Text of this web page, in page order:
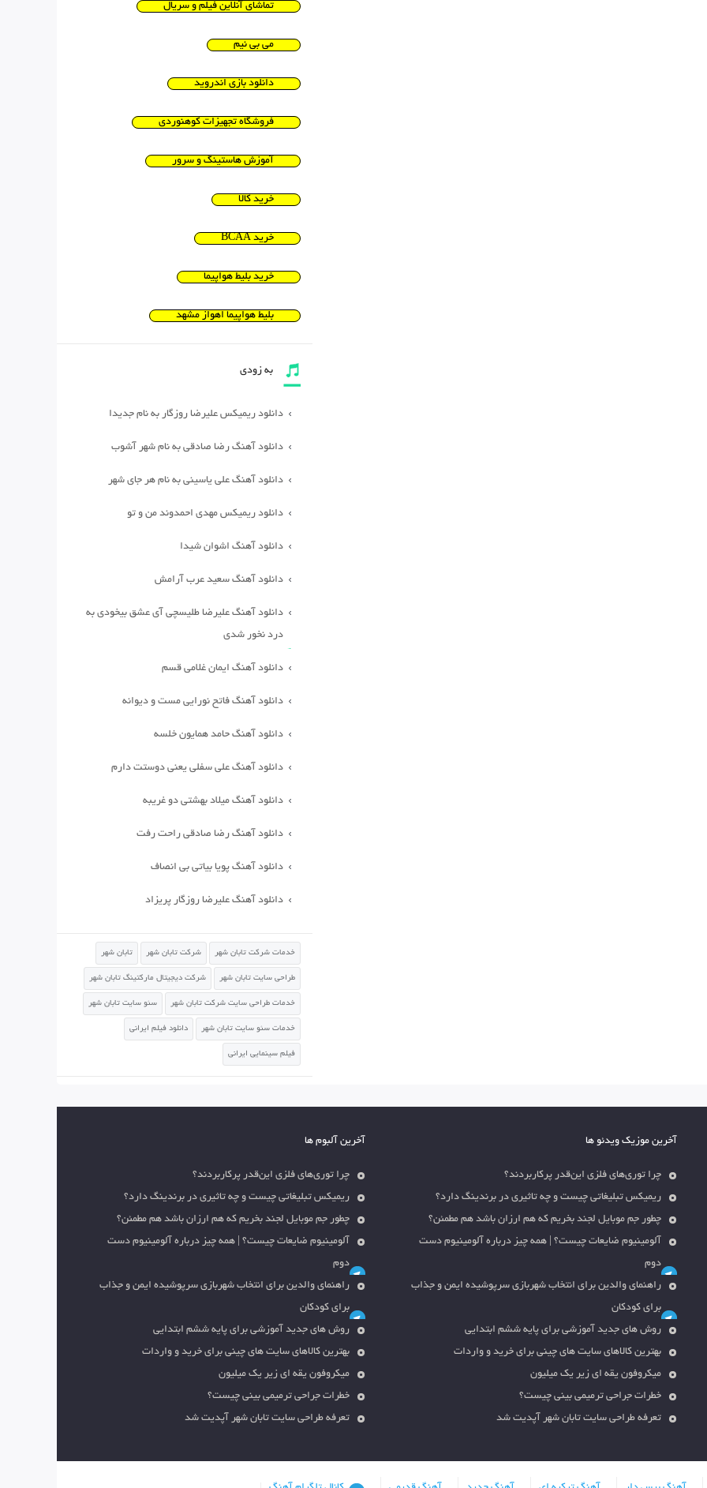
تماشای آنلاین فیلم و سریال
می بی نیم
دانلود بازی اندروید
فروشگاه تجهیزات کوهنوردی
آموزش هاستینگ و سرور
خرید کالا
خرید BCAA
خرید بلیط هواپیما
بلیط هواپیما اهواز مشهد
به زودی
دانلود ریمیکس علیرضا روزگار به نام جدیدا
دانلود آهنگ رضا صادقی به نام شهر آشوب
دانلود آهنگ علی یاسینی به نام هر جای شهر
دانلود ریمیکس مهدی احمدوند من و تو
دانلود آهنگ اشوان شیدا
دانلود آهنگ سعید عرب آرامش
دانلود آهنگ علیرضا طلیسچی آی عشق بیخودی به
درد نخور شدی
دانلود آهنگ ایمان غلامی قسم
دانلود آهنگ فاتح نورایی مست و دیوانه
دانلود آهنگ حامد همایون خلسه
دانلود آهنگ علی سفلی یعنی دوستت دارم
دانلود آهنگ میلاد بهشتی دو غریبه
دانلود آهنگ رضا صادقی راحت رفت
دانلود آهنگ پویا بیاتی بی انصاف
دانلود آهنگ علیرضا روزگار پریزاد
خدمات شرکت تابان شهر شرکت تابان شهر تابان شهر
طراحی سایت تابان شهر شرکت دیجیتال مارکتینگ تابان شهر
خدمات طراحی سایت شرکت تابان شهر سئو سایت تابان شهر
خدمات سئو سایت تابان شهر دانلود فیلم ایرانی
فیلم سینمایی ایرانی
آخرین موزیک ویدئو ها
چرا توری‌های فلزی این‌قدر پرکاربردند؟
ریمیکس تبلیغاتی چیست و چه تاثیری در برندینگ دارد؟
چطور جم موبایل لجند بخریم که هم ارزان باشد هم مطمئن؟
آلومینیوم ضایعات چیست؟ | همه چیز درباره آلومینیوم دست
دوم
راهنمای والدین برای انتخاب شهربازی سرپوشیده ایمن و جذاب
برای کودکان
روش های جدید آموزشی برای پایه ششم ابتدایی
بهترین کالاهای سایت های چینی برای خرید و واردات
میکروفون یقه ای زیر یک میلیون
خطرات جراحی ترمیمی بینی چیست؟
تعرفه طراحی سایت تابان شهر آپدیت شد
آخرین آلبوم ها
چرا توری‌های فلزی این‌قدر پرکاربردند؟
ریمیکس تبلیغاتی چیست و چه تاثیری در برندینگ دارد؟
چطور جم موبایل لجند بخریم که هم ارزان باشد هم مطمئن؟
آلومینیوم ضایعات چیست؟ | همه چیز درباره آلومینیوم دست
دوم
راهنمای والدین برای انتخاب شهربازی سرپوشیده ایمن و جذاب
برای کودکان
روش های جدید آموزشی برای پایه ششم ابتدایی
بهترین کالاهای سایت های چینی برای خرید و واردات
میکروفون یقه ای زیر یک میلیون
خطرات جراحی ترمیمی بینی چیست؟
تعرفه طراحی سایت تابان شهر آپدیت شد